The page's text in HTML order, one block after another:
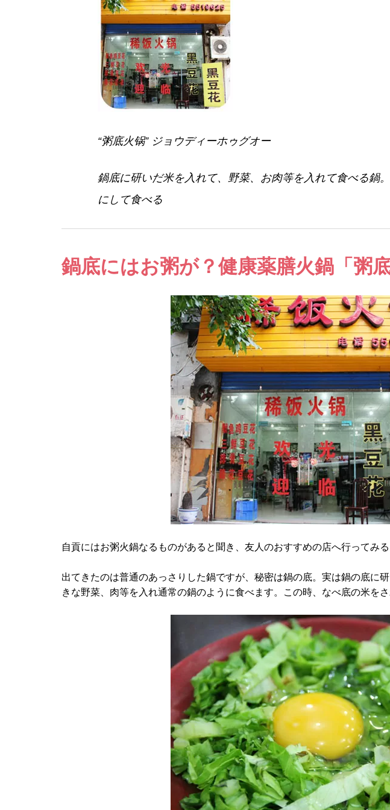
“粥底火锅” ジョウディーホゥグオー
鍋底に研いだ米を入れて、野菜、お肉等を入れて食べる鍋
にして食べる
鍋底にはお粥が？健康薬膳火鍋「粥底
自貢にはお粥火鍋なるものがあると聞き、友人のおすすめの店へ行ってみる
出てきたのは普通のあっさりした鍋ですが、秘密は鍋の底。実は鍋の底に
きな野菜、肉等を入れ通常の鍋のように食べます。この時、なべ底の米を